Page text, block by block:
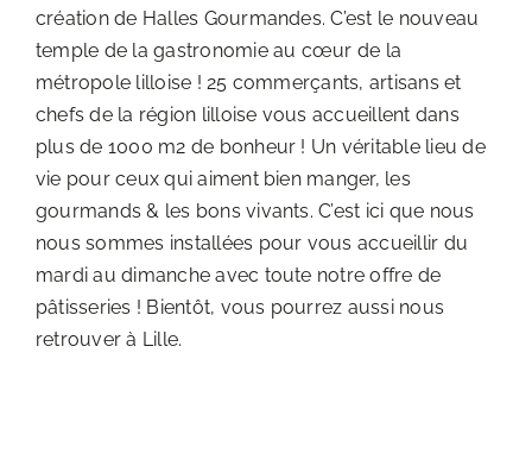
création de Halles Gourmandes. C’est le nouveau
temple de la gastronomie au cœur de la
métropole lilloise ! 25 commerçants, artisans et
chefs de la région lilloise vous accueillent dans
plus de 1000 m2 de bonheur ! Un véritable lieu de
vie pour ceux qui aiment bien manger, les
gourmands & les bons vivants. C’est ici que nous
nous sommes installées pour vous accueillir du
mardi au dimanche avec toute notre offre de
pâtisseries ! Bientôt, vous pourrez aussi nous
retrouver à Lille.